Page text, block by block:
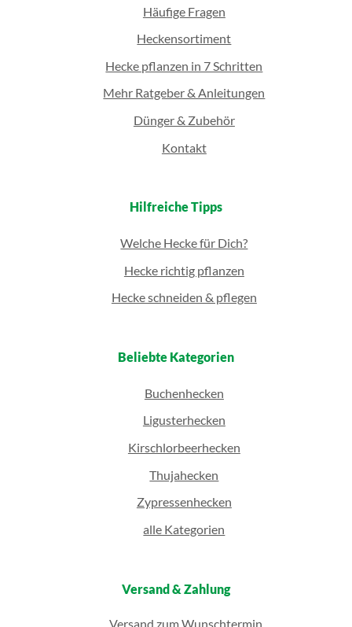
Häufige Fragen
Heckensortiment
Hecke pflanzen in 7 Schritten
Mehr Ratgeber & Anleitungen
Dünger & Zubehör
Kontakt
Hilfreiche Tipps
Welche Hecke für Dich?
Hecke richtig pflanzen
Hecke schneiden & pflegen
Beliebte Kategorien
Buchenhecken
Ligusterhecken
Kirschlorbeerhecken
Thujahecken
Zypressenhecken
alle Kategorien
Versand & Zahlung
Versand zum Wunschtermin